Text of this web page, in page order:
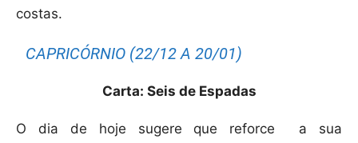
costas.
CAPRICÓRNIO (22/12 A 20/01)
Carta: Seis de Espadas
O dia de hoje sugere que reforce a sua